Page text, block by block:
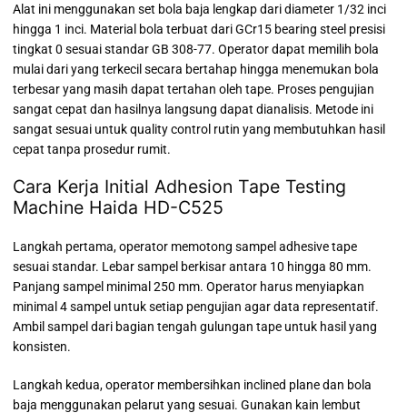
Alat ini menggunakan set bola baja lengkap dari diameter 1/32 inci
hingga 1 inci. Material bola terbuat dari GCr15 bearing steel presisi
tingkat 0 sesuai standar GB 308-77. Operator dapat memilih bola
mulai dari yang terkecil secara bertahap hingga menemukan bola
terbesar yang masih dapat tertahan oleh tape. Proses pengujian
sangat cepat dan hasilnya langsung dapat dianalisis. Metode ini
sangat sesuai untuk quality control rutin yang membutuhkan hasil
cepat tanpa prosedur rumit.
Cara Kerja Initial Adhesion Tape Testing
Machine Haida HD-C525
Langkah pertama, operator memotong sampel adhesive tape
sesuai standar. Lebar sampel berkisar antara 10 hingga 80 mm.
Panjang sampel minimal 250 mm. Operator harus menyiapkan
minimal 4 sampel untuk setiap pengujian agar data representatif.
Ambil sampel dari bagian tengah gulungan tape untuk hasil yang
konsisten.
Langkah kedua, operator membersihkan inclined plane dan bola
baja menggunakan pelarut yang sesuai. Gunakan kain lembut